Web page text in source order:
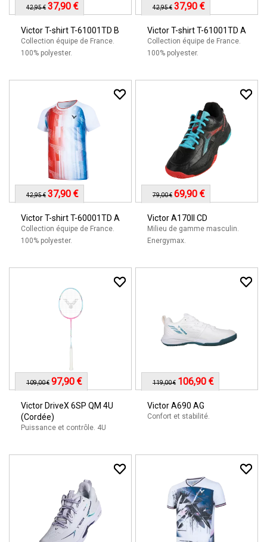
Victor T-shirt T-61001TD B
Collection équipe de France.
100% polyester.
42,95 € 37,90 €
Victor T-shirt T-61001TD A
Collection équipe de France.
100% polyester.
42,95 € 37,90 €
Victor T-shirt T-60001TD A
Collection équipe de France.
100% polyester.
42,95 € 37,90 €
Victor A170II CD
Milieu de gamme masculin.
Energymax.
79,00 € 69,90 €
Victor DriveX 6SP QM 4U
(Cordée)
Puissance et contrôle. 4U
109,00 € 97,90 €
Victor A690 AG
Confort et stabilité.
119,00 € 106,90 €